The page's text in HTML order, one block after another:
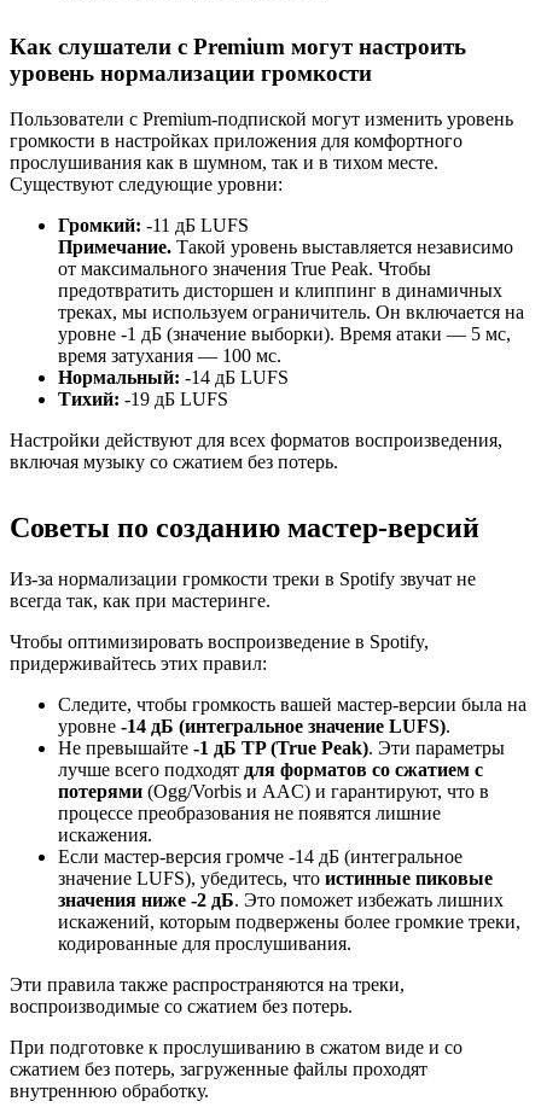
Как слушатели с Premium могут настроить
уровень нормализации громкости
Пользователи с Premium-подпиской могут изменить уровень
громкости в настройках приложения для комфортного
прослушивания как в шумном, так и в тихом месте.
Существуют следующие уровни:
Громкий: -11 дБ LUFS
Примечание. Такой уровень выставляется независимо
от максимального значения True Peak. Чтобы
предотвратить дисторшен и клиппинг в динамичных
треках, мы используем ограничитель. Он включается на
уровне -1 дБ (значение выборки). Время атаки — 5 мс,
время затухания — 100 мс.
Нормальный: -14 дБ LUFS
Тихий: -19 дБ LUFS
Настройки действуют для всех форматов воспроизведения,
включая музыку со сжатием без потерь.
Советы по созданию мастер-версий
Из-за нормализации громкости треки в Spotify звучат не
всегда так, как при мастеринге.
Чтобы оптимизировать воспроизведение в Spotify,
придерживайтесь этих правил:
Следите, чтобы громкость вашей мастер-версии была на
уровне -14 дБ (интегральное значение LUFS).
Не превышайте -1 дБ TP (True Peak). Эти параметры
лучше всего подходят для форматов со сжатием с
потерями (Ogg/Vorbis и AAC) и гарантируют, что в
процессе преобразования не появятся лишние
искажения.
Если мастер-версия громче -14 дБ (интегральное
значение LUFS), убедитесь, что истинные пиковые
значения ниже -2 дБ. Это поможет избежать лишних
искажений, которым подвержены более громкие треки,
кодированные для прослушивания.
Эти правила также распространяются на треки,
воспроизводимые со сжатием без потерь.
При подготовке к прослушиванию в сжатом виде и со
сжатием без потерь, загруженные файлы проходят
внутреннюю обработку.